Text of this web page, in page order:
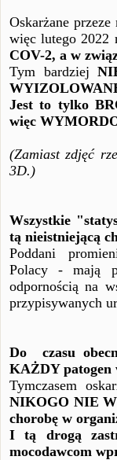
Oskarżane
więc lutego 2022
COV-2, a w
Tym bardziej
Jest to tylko
więc
(Zamiast zdjęć
3D.)
Wszystkie
tą nieistniejącą
Poddani
Polacy - mają
odpornością na
przypisywanych
Do czasu
KAŻDY patogen
Tymczasem
NIKOGO NIE
chorobę w
I tą drogą
mocodawcom